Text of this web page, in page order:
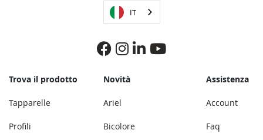
IT
Trova il prodotto
Tapparelle
Profili
Novità
Ariel
Bicolore
Assistenza
Account
Faq